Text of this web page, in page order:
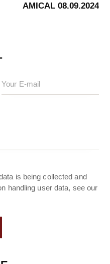
AMICAL 08.09.2024
is being collected and
handling user data, see our